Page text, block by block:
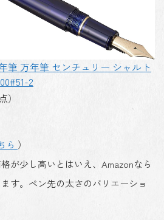
筆 万年筆 センチュリー シャルト
2
）
ら ）
が少し高いとはいえ、Amazonなら
す。ペン先の太さのバリエーショ